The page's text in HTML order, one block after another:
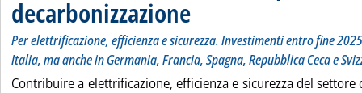
decarbonizzazione
Per elettrificazione, efficienza e sicurezza. Investimenti entro fine
Italia, ma anche in Germania, Francia, Spagna, Repubblica Ceca e
Contribuire a elettrificazione, efficienza e sicurezza del